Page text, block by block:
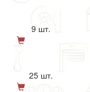
9 шт.
25 шт.